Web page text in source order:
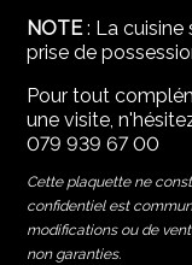
NOTE: La cuisine
prise de
Pour tout
une visite,
079 939 67 00
Cette plaquette ne
confidentiel est
modifications ou de
non garanties.